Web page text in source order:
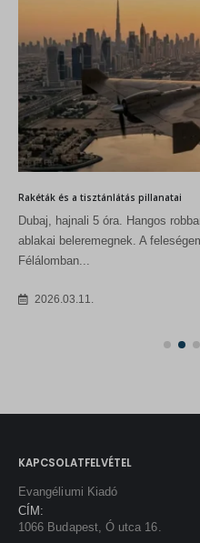
Rakéták és a tisztánlátás pillanatai
Dubaj, hajnali 5 óra. Hangos
ablakai beleremegnek. A
Félálomban...
2026.03.11.
KAPCSOLATFELVÉTEL
Evangéliumi Kiadó
CÍM:
1066 Budapest, Ó utca 16.